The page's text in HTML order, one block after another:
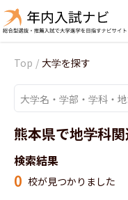
Top / 大学を探す
熊本県で地学科
検索結果
0 校が見つかりました